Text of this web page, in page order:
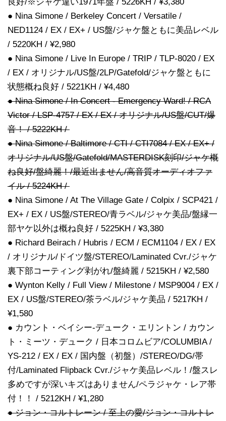
● Nina Simone / Berkeley Concert / Versatile /
NED1124 / EX / EX+ / US盤/ジャケ盤ともに美品レベル
/ 5220KH / ¥2,980
● Nina Simone / Live In Europe / TRIP / TLP-8020 / EX
/ EX / オリジナル/US盤/2LP/Gatefold/ジャケ盤ともに
状態概ね良好 / 5221KH / ¥4,480
● Nina Simone / In Concert - Emergency Ward! / RCA
Victor / LSP-4757 / EX / EX / オリジナル/US盤/CUT/爆
音！ / 5222KH /
● Nina Simone / Baltimore / CTI / CTI7084 / EX / EX+ /
オリジナル/US盤/Gatefold/MASTERDISK刻印/ジャケ概
ね良好/盤綺麗！/最近出ません/高音質オーディオファ
イル / 5224KH /
● Nina Simone / At The Village Gate / Colpix / SCP421 /
EX+ / EX / US盤/STEREO/青ラベル/ジャケ美品/盤縁一
部ヤケ以外は概ね良好 / 5225KH / ¥3,380
● Richard Beirach / Hubris / ECM / ECM1104 / EX / EX
/ オリジナル/ドイツ盤/STEREO/Laminated Cvr./ジャケ
裏下部コーティング剥がれ/盤綺麗 / 5215KH / ¥2,580
● Wynton Kelly / Full View / Milestone / MSP9004 / EX /
EX / US盤/STEREO/茶ラベル/ジャケ美品 / 5217KH /
¥1,580
● カウント・ベイシー-デューク・エリントン / カウン
ト・ミーツ・デューク / 日本コロムビア/COLUMBIA /
YS-212 / EX / EX / 国内盤（初盤）/STEREO/DG/帯
付/Laminated Flipback Cvr./ジャケ美品レベル！/盤スレ
多めですが深いキズはありません/ペラジャケ・レア帯
付！！ / 5212KH / ¥1,280
● ジョン・コルトレーン / 至上の愛/ジョン・コルトレ